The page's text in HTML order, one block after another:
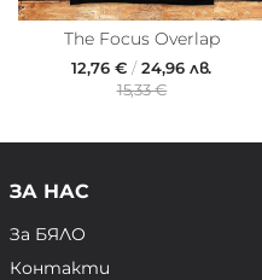
The Focus Overlap
12,76 € /24,96 лв.
15,33 €
ЗА НАС
За БЯЛО
Контакти